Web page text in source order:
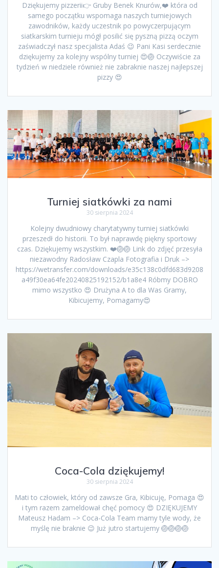
Dziękujemy pizzerii👉 Gruby Benek Knurów,❤️ która od
samego początku wspomaga naszych turniejowych
zawodników, każdy uczestnik po powyczerpującym
siatkarskim turnieju mógł posilić się pyszną pizzą oczym
zaświadczył nasz specjalista Adaś 😉 Pani Kasi serdecznie
dziękujemy za kolejny wspólny turniej 😍🏐 Oczywiście za
tydzień w niedziele również nie zabraknie naszej najlepszej
pizzy 😍
Turniej siatkówki za nami
30 sierpnia 2024
Kolejny dwudniowy charytatywny turniej siatkówki
przeszedł do historii. To był naprawdę piękny sportowy
czas. Dziękujemy wszystkim. ❤️🏐🏐 Link do zdjęć przesyła
niezawodny Radosław Czapla Fotografia i Druk –>
https://wetransfer.com/downloads/e35c138c0dfd683d9208
a49f30ea64fe20240825192152/b1a8e4 Róbmy DOBRO
mimo wszystko 😍 Drużyna A to dla Was Gramy,
Kibicujemy, Pomagamy😍
Coca-Cola dziękujemy!
30 sierpnia 2024
Mati to człowiek, który od zawsze Gra, Kibicuję, Pomaga 😍
i tym razem zameldował chęć pomocy 😍 DZIĘKUJEMY
Mateusz Hadam –> Coca-Cola Team mamy tyle wody, że
myślę nie braknie 😉 Już jutro startujemy 🏐🏐🏐🏐